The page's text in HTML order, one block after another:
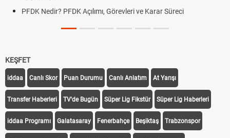
PFDK Nedir? PFDK Açılımı, Görevleri ve Karar Süreci
KEŞFET
iddaa Canlı Skor Puan Durumu Canlı Anlatım At Yarışı
Transfer Haberleri TV'de Bugün Süper Lig Fikstür Süper Lig Haberleri
iddaa Programı Galatasaray Fenerbahçe Beşiktaş Trabzonspor